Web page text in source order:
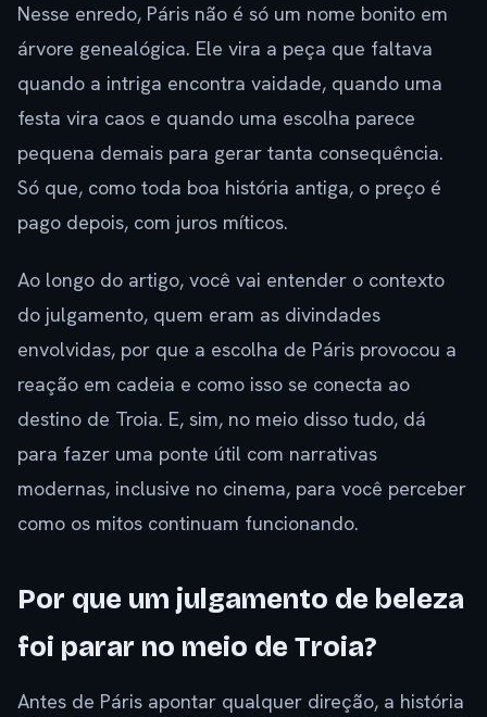
Nesse enredo, Páris não é só um nome bonito em
árvore genealógica. Ele vira a peça que faltava
quando a intriga encontra vaidade, quando uma
festa vira caos e quando uma escolha parece
pequena demais para gerar tanta consequência.
Só que, como toda boa história antiga, o preço é
pago depois, com juros míticos.
Ao longo do artigo, você vai entender o contexto
do julgamento, quem eram as divindades
envolvidas, por que a escolha de Páris provocou a
reação em cadeia e como isso se conecta ao
destino de Troia. E, sim, no meio disso tudo, dá
para fazer uma ponte útil com narrativas
modernas, inclusive no cinema, para você perceber
como os mitos continuam funcionando.
Por que um julgamento de beleza
foi parar no meio de Troia?
Antes de Páris apontar qualquer direção, a história